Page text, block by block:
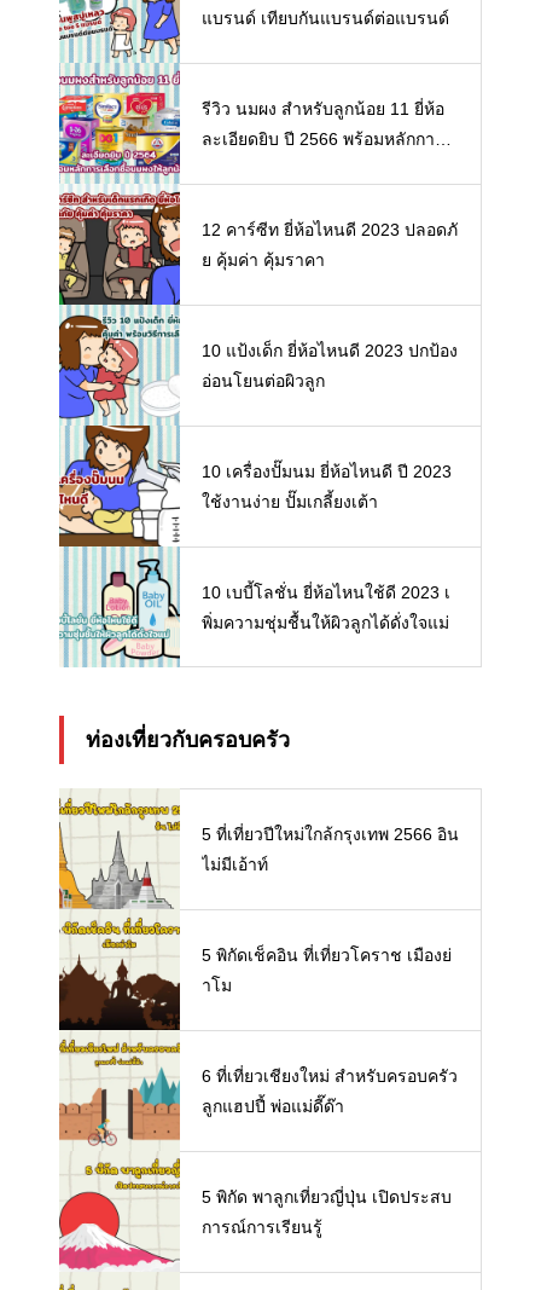
แบรนด์ เทียบกันแบรนด์ต่อแบรนด์
รีวิว นมผง สำหรับลูกน้อย 11 ยี่ห้อ
ละเอียดยิบ ปี 2566 พร้อมหลักการเ
12 คาร์ซีท ยี่ห้อไหนดี 2023 ปลอดภั
ย คุ้มค่า คุ้มราคา
10 แป้งเด็ก ยี่ห้อไหนดี 2023 ปกป้อง
อ่อนโยนต่อผิวลูก
10 เครื่องปั๊มนม ยี่ห้อไหนดี ปี 2023
ใช้งานง่าย ปั๊มเกลี้ยงเต้า
10 เบบี้โลชั่น ยี่ห้อไหนใช้ดี 2023 เ
พิ่มความชุ่มชื้นให้ผิวลูกได้ดั่งใจแม่
ท่องเที่ยวกับครอบครัว
5 ที่เที่ยวปีใหม่ใกล้กรุงเทพ 2566 อิน
ไม่มีเอ้าท์
5 พิกัดเช็คอิน ที่เที่ยวโคราช เมืองย่
าโม
6 ที่เที่ยวเชียงใหม่ สำหรับครอบครัว
ลูกแฮปปี้ พ่อแม่ดี๊ด๊า
5 พิกัด พาลูกเที่ยวญี่ปุ่น เปิดประสบ
การณ์การเรียนรู้